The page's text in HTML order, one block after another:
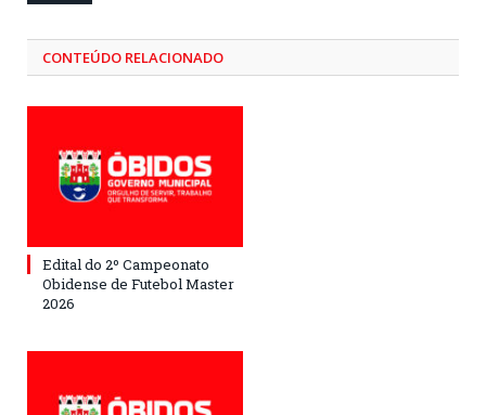
CONTEÚDO RELACIONADO
Edital do 2º Campeonato
Obidense de Futebol Master
2026